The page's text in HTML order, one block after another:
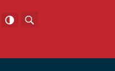
Facebook